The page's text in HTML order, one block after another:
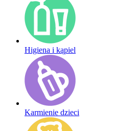
Higiena i kąpiel
Karmienie dzieci